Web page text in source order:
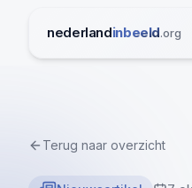
nederlandinbeeld.org
Terug naar overzicht